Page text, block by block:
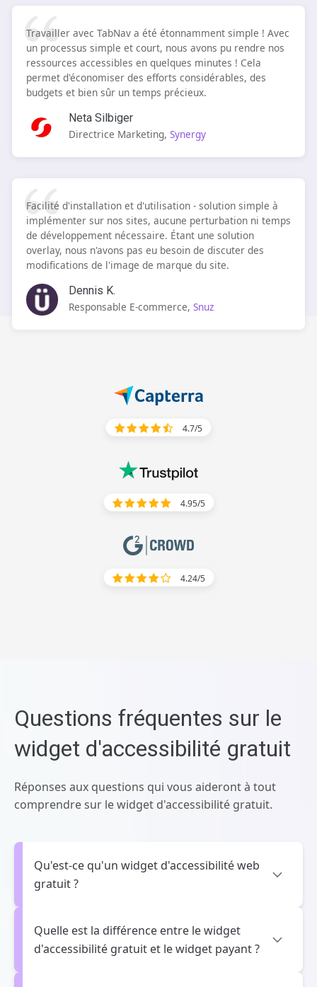
Travailler avec TabNav a été étonnamment simple ! Avec
un processus simple et court, nous avons pu rendre nos
ressources accessibles en quelques minutes ! Cela
permet d'économiser des efforts considérables, des
budgets et bien sûr un temps précieux.
Neta Silbiger
Directrice Marketing, Synergy
Facilité d'installation et d'utilisation - solution simple à
implémenter sur nos sites, aucune perturbation ni temps
de développement nécessaire. Étant une solution
overlay, nous n'avons pas eu besoin de discuter des
modifications de l'image de marque du site.
Dennis K.
Responsable E-commerce, Snuz
4.7/5
4.95/5
4.24/5
Questions fréquentes sur le
widget d'accessibilité gratuit
Réponses aux questions qui vous aideront à tout
comprendre sur le widget d'accessibilité gratuit.
Qu'est-ce qu'un widget d'accessibilité web
gratuit ?
Quelle est la différence entre le widget
d'accessibilité gratuit et le widget payant ?